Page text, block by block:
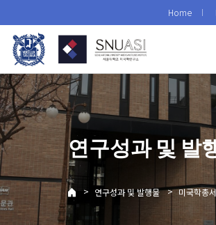
로
메
뉴
Home
연구성과 및 발
> 연구성과 및 발행물 > 미국학총